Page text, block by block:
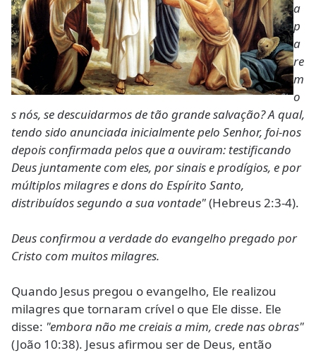
a
p
a
re
m
o
s nós, se descuidarmos de tão grande salvação? A qual,
tendo sido anunciada inicialmente pelo Senhor, foi-nos
depois confirmada pelos que a ouviram: testificando
Deus juntamente com eles, por sinais e prodígios, e por
múltiplos milagres e dons do Espírito Santo,
distribuídos segundo a sua vontade"(Hebreus 2:3-4).
Deus confirmou a verdade do evangelho pregado por
Cristo com muitos milagres.
Quando Jesus pregou o evangelho, Ele realizou
milagres que tornaram crível o que Ele disse. Ele
disse: "embora não me creiais a mim, crede nas obras"
(João 10:38). Jesus afirmou ser de Deus, então